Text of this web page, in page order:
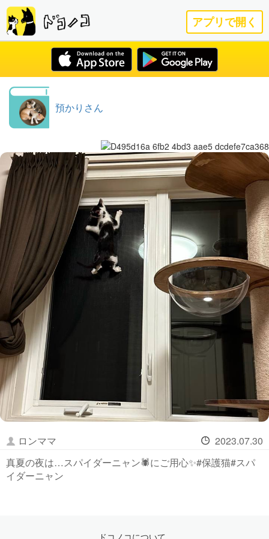
アプリで開く
預かりさん
ロンママ
2023.07.30
真夏の夜は…スパイダーニャン🕷️にご用心✨#保護猫#スパ
イダーニャン